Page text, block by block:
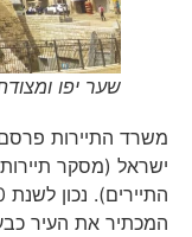
שער יפו ומצודת
משרד התיירות פרסם
ישראל (מסקר תיירות
המכתיר את העיר